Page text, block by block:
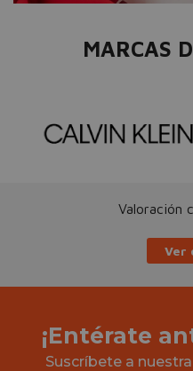
MARCAS
Valoración
Ver
¡Entérate
Suscríbete a